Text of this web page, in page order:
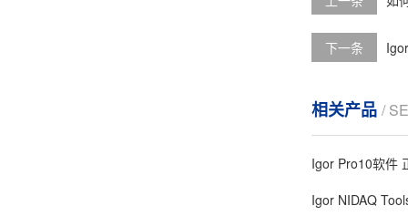
下一条
相关产品 /
Igor Pro10软件
Igor NIDAQ